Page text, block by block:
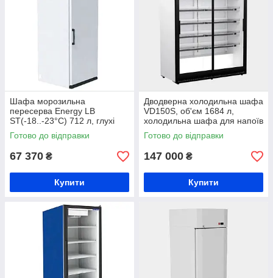
Шафа морозильна
пересерва Energy LB
ST(-18..-23°С) 712 л, глухі
двері, морозильна шафа під
гастроємності, динамічне
Готово до відправки
67 370 ₴
Купити
Дводверна холодильна шафа
VD150S, об'єм 1684 л,
холодильна шафа для напоїв
+1...+10°C, холодильник-
вітрина великого об'єму Juka
Готово до відправки
147 000 ₴
Купити